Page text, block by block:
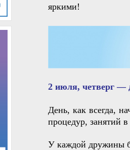
яркими!
2 июля, четверг —
День, как всегда,
процедур, занятий
У каждой дружины